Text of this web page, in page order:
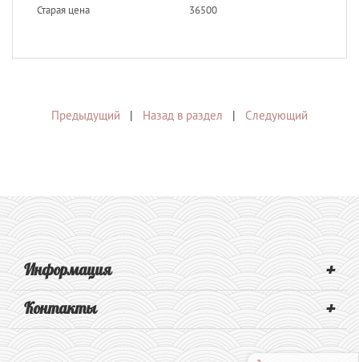
Старая цена 36500
Предыдущий | Назад в раздел | Следующий
Информация +
Контакты +